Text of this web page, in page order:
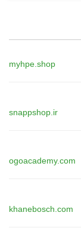
myhpe.shop
snappshop.ir
ogoacademy.com
khanebosch.com